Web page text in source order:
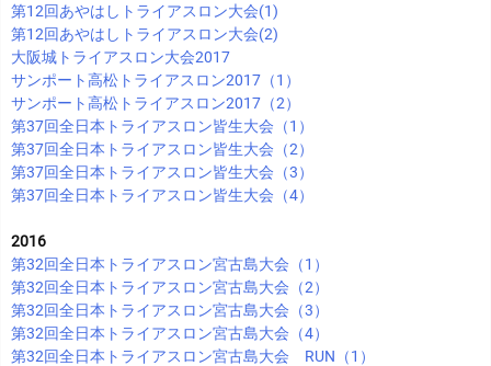
第12回あやはしトライアスロン大会(1)
第12回あやはしトライアスロン大会(2)
大阪城トライアスロン大会2017
サンポート高松トライアスロン2017（1）
サンポート高松トライアスロン2017（2）
第37回全日本トライアスロン皆生大会（1）
第37回全日本トライアスロン皆生大会（2）
第37回全日本トライアスロン皆生大会（3）
第37回全日本トライアスロン皆生大会（4）
2016
第32回全日本トライアスロン宮古島大会（1）
第32回全日本トライアスロン宮古島大会（2）
第32回全日本トライアスロン宮古島大会（3）
第32回全日本トライアスロン宮古島大会（4）
第32回全日本トライアスロン宮古島大会 RUN（1）